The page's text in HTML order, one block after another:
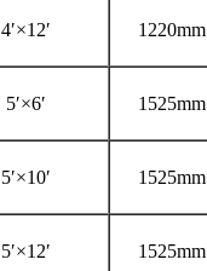
4′×12′
5′×6′
5′×10′
5′×12′